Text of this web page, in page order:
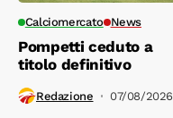
Calciomercato News
Pompetti ceduto a
titolo definitivo
Redazione 07/08/2026